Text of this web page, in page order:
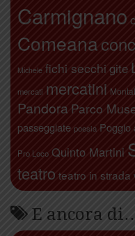
Carmignano
Comeana
Michele fichi secchi gite
mercati mercatini
Pandora Parco
passeggiate poesia Poggio
Pro Loco Quinto Martini
teatro teatro in strada
E ancora